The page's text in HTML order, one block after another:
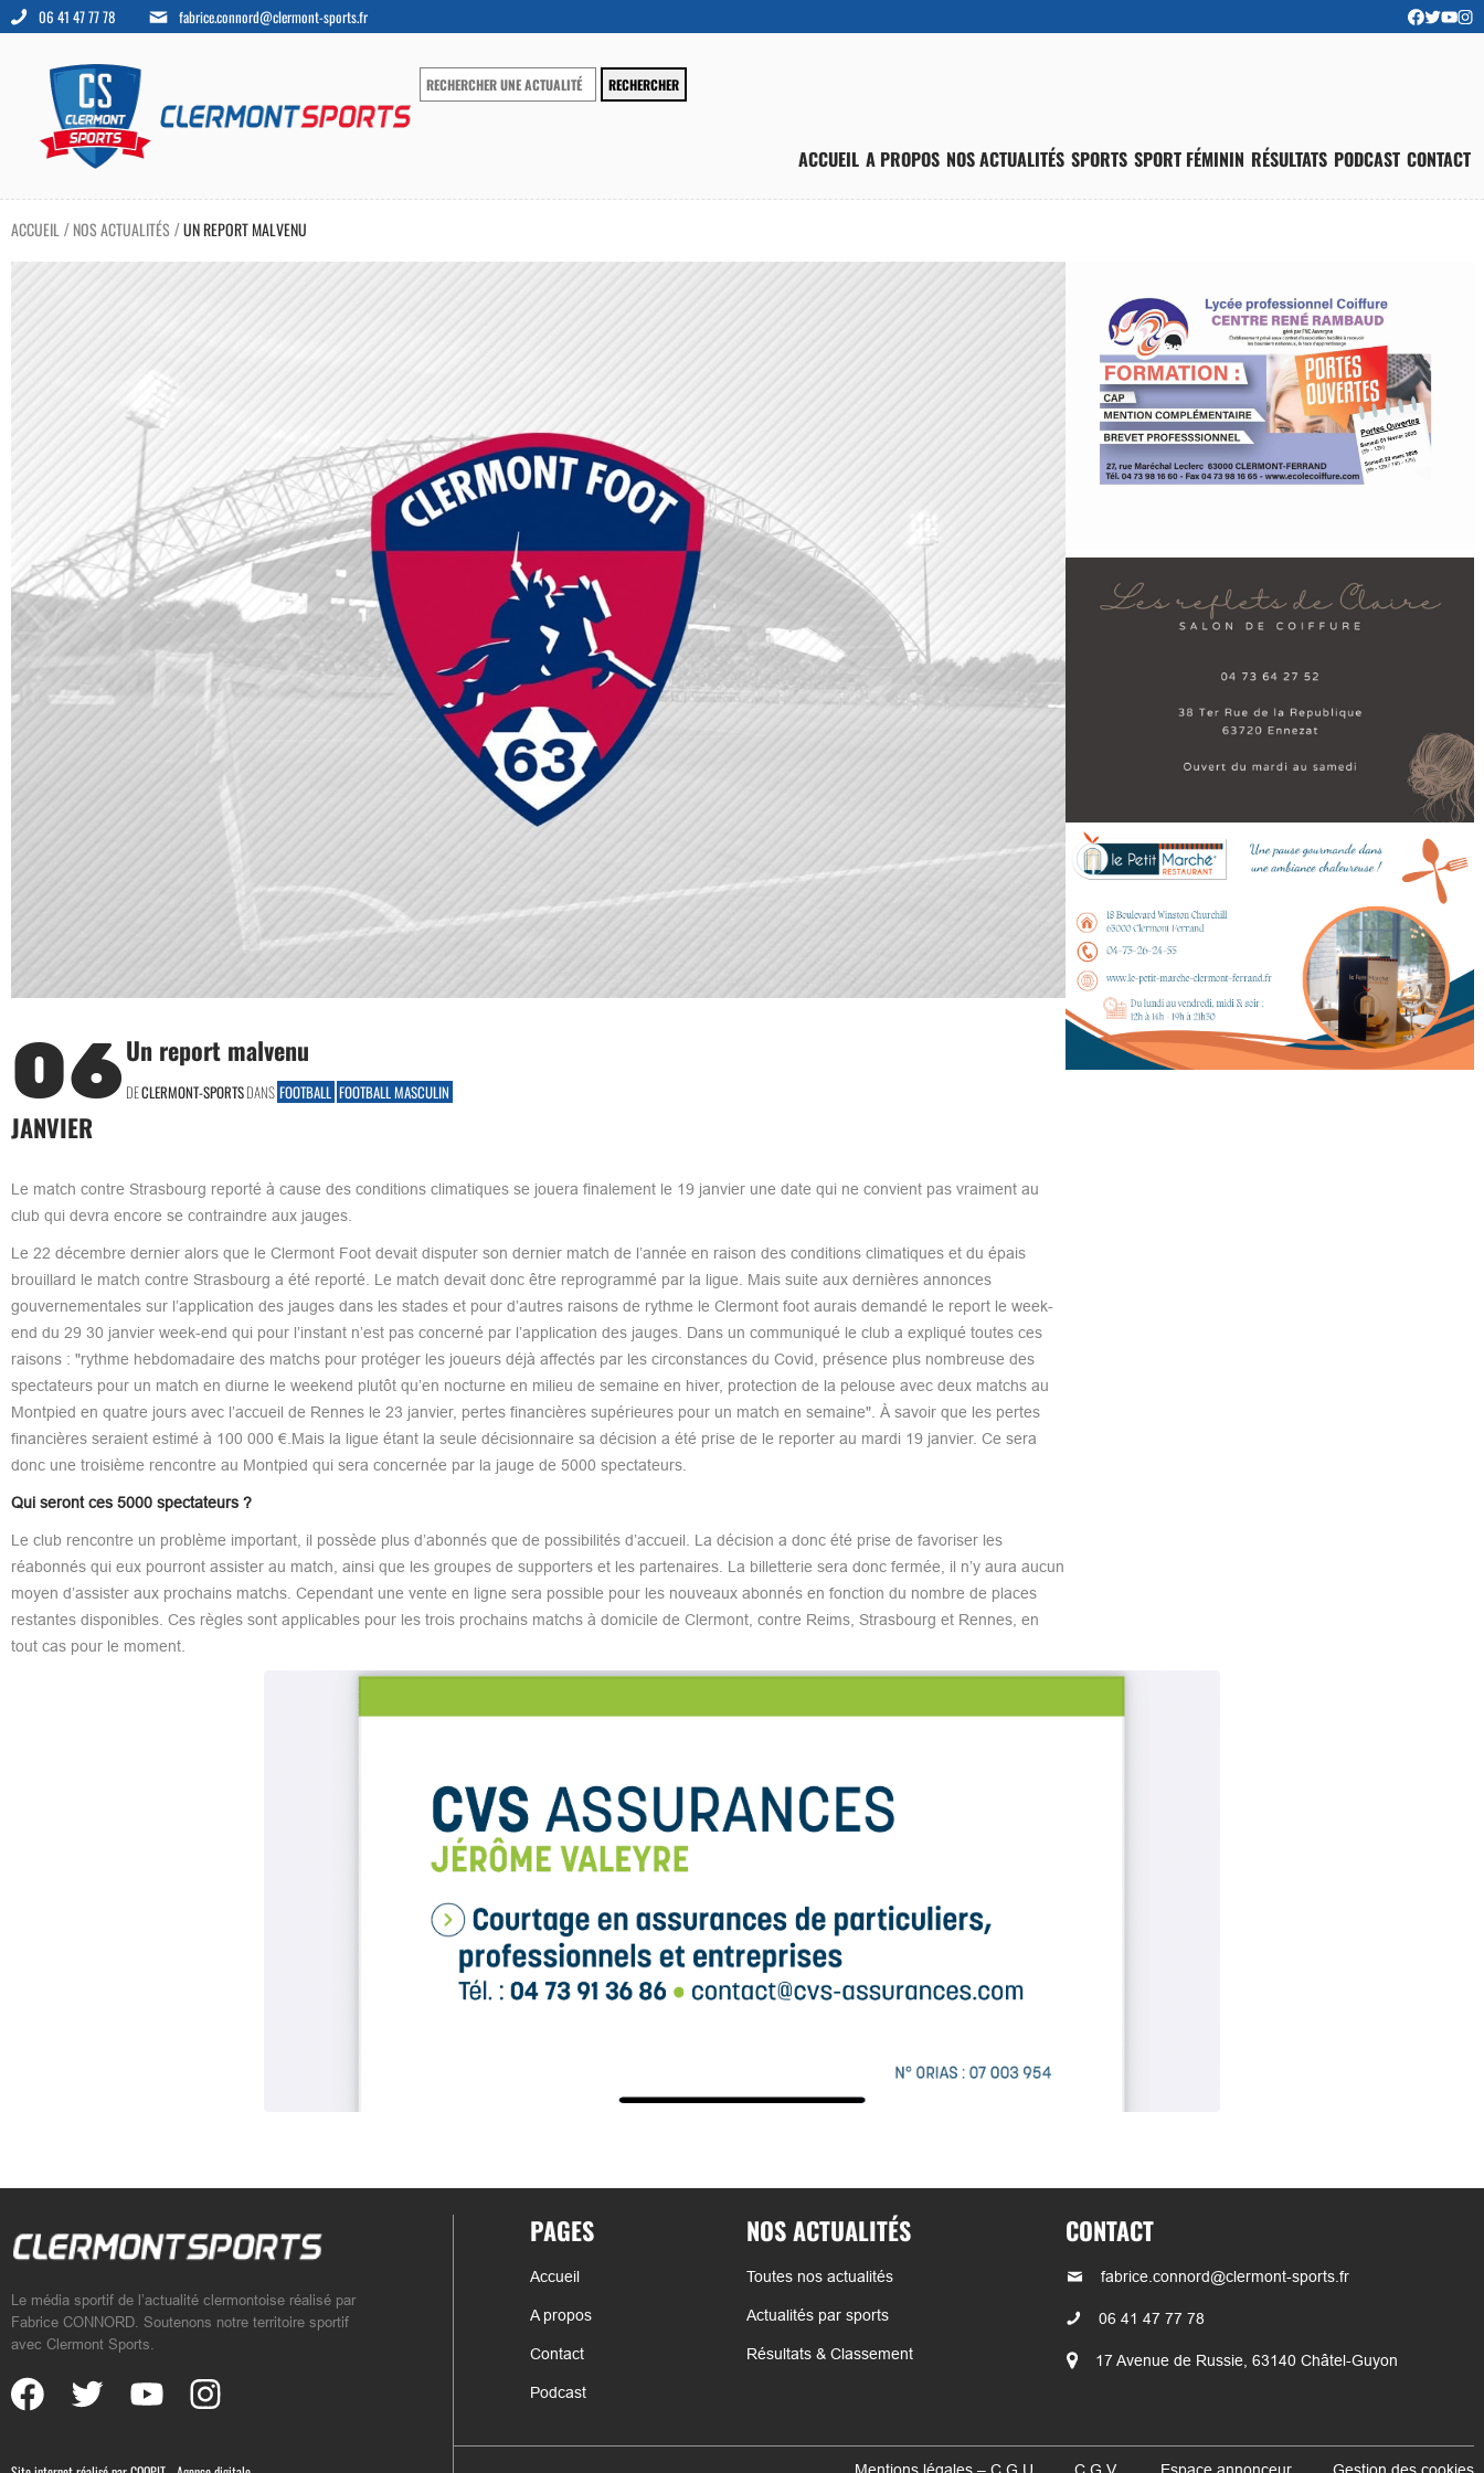
06 41 47 77 78 fabrice.connord@clermont-sports.fr
ACCUEIL A PROPOS NOS ACTUALITÉS SPORTS SPORT FÉMININ RÉSULTATS PODCAST CONTACT
ACCUEIL / NOS ACTUALITÉS/UN REPORT MALVENU
06
JANVIER
Un report malvenu
DECLERMONT-SPORTSDANS FOOTBALL FOOTBALL MASCULIN
Le match contre Strasbourg reporté à cause des conditions climatiques se jouera finalement le 19 janvier une date qui ne convient pas vraiment au
club qui devra encore se contraindre aux jauges.
Le 22 décembre dernier alors que le Clermont Foot devait disputer son dernier match de l’année en raison des conditions climatiques et du épais
brouillard le match contre Strasbourg a été reporté. Le match devait donc être reprogrammé par la ligue. Mais suite aux dernières annonces
gouvernementales sur l’application des jauges dans les stades et pour d’autres raisons de rythme le Clermont foot aurais demandé le report le week-
end du 29 30 janvier week-end qui pour l’instant n’est pas concerné par l’application des jauges. Dans un communiqué le club a expliqué toutes ces
raisons : "rythme hebdomadaire des matchs pour protéger les joueurs déjà affectés par les circonstances du Covid, présence plus nombreuse des
spectateurs pour un match en diurne le weekend plutôt qu’en nocturne en milieu de semaine en hiver, protection de la pelouse avec deux matchs au
Montpied en quatre jours avec l’accueil de Rennes le 23 janvier, pertes financières supérieures pour un match en semaine". À savoir que les pertes
financières seraient estimé à 100 000 €.Mais la ligue étant la seule décisionnaire sa décision a été prise de le reporter au mardi 19 janvier. Ce sera
donc une troisième rencontre au Montpied qui sera concernée par la jauge de 5000 spectateurs.
Qui seront ces 5000 spectateurs ?
Le club rencontre un problème important, il possède plus d’abonnés que de possibilités d’accueil. La décision a donc été prise de favoriser les
réabonnés qui eux pourront assister au match, ainsi que les groupes de supporters et les partenaires. La billetterie sera donc fermée, il n’y aura aucun
moyen d’assister aux prochains matchs. Cependant une vente en ligne sera possible pour les nouveaux abonnés en fonction du nombre de places
restantes disponibles. Ces règles sont applicables pour les trois prochains matchs à domicile de Clermont, contre Reims, Strasbourg et Rennes, en
tout cas pour le moment.
Le média sportif de l’actualité clermontoise réalisé par
Fabrice CONNORD. Soutenons notre territoire sportif
avec Clermont Sports.
PAGES
Accueil
A propos
Contact
Podcast
NOS ACTUALITÉS
Toutes nos actualités
Actualités par sports
Résultats & Classement
CONTACT
fabrice.connord@clermont-sports.fr
06 41 47 77 78
17 Avenue de Russie, 63140 Châtel-Guyon
Mentions légales – C.G.U C.G.V. Espace annonceur Gestion des cookies